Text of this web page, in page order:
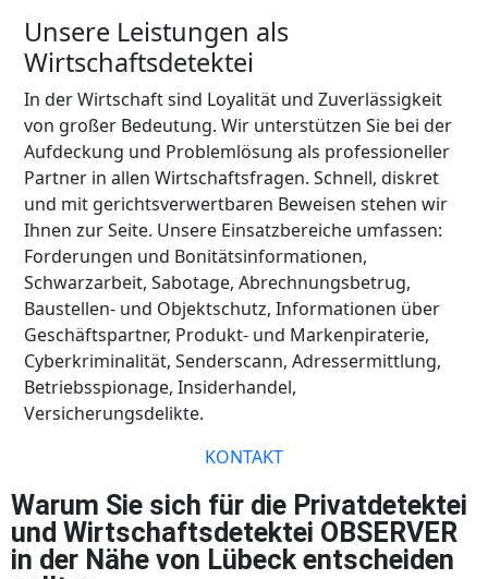
Unsere Leistungen als
Wirtschaftsdetektei
In der Wirtschaft sind Loyalität und Zuverlässigkeit
von großer Bedeutung. Wir unterstützen Sie bei der
Aufdeckung und Problemlösung als professioneller
Partner in allen Wirtschaftsfragen. Schnell, diskret
und mit gerichtsverwertbaren Beweisen stehen wir
Ihnen zur Seite. Unsere Einsatzbereiche umfassen:
Forderungen und Bonitätsinformationen,
Schwarzarbeit, Sabotage, Abrechnungsbetrug,
Baustellen- und Objektschutz, Informationen über
Geschäftspartner, Produkt- und Markenpiraterie,
Cyberkriminalität, Senderscann, Adressermittlung,
Betriebsspionage, Insiderhandel,
Versicherungsdelikte.
KONTAKT
Warum Sie sich für die Privatdetektei
und Wirtschaftsdetektei OBSERVER
in der Nähe von Lübeck entscheiden